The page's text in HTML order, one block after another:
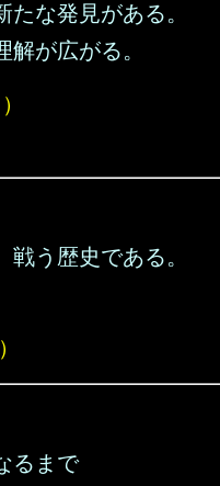
な発見がある。
が広がる。
）
う歴史である。
）
るまで